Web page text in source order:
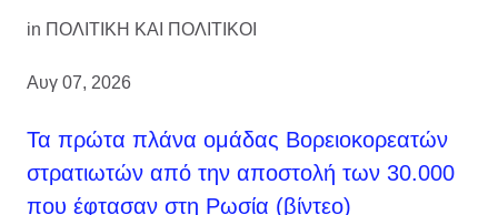
in ΠΟΛΙΤΙΚΗ ΚΑΙ ΠΟΛΙΤΙΚΟΙ
Αυγ 07, 2026
Τα πρώτα πλάνα ομάδας Βορειοκορεατών
στρατιωτών από την αποστολή των 30.000
που έφτασαν στη Ρωσία (βίντεο)